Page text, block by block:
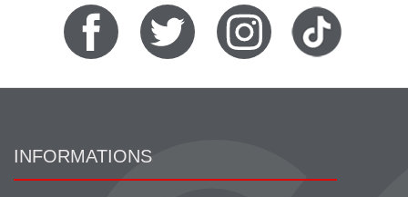
INFORMATIONS